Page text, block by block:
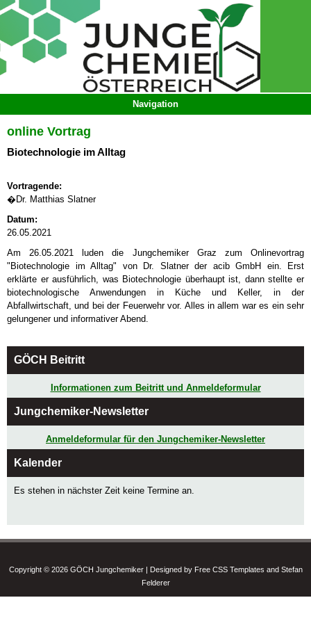
online Vortrag
Biotechnologie im Alltag
Vortragende:
�Dr. Matthias Slatner
Datum:
26.05.2021
Am 26.05.2021 luden die Jungchemiker Graz zum Onlinevortrag
"Biotechnologie im Alltag" von Dr. Slatner der acib GmbH ein. Erst
erklärte er ausführlich, was Biotechnologie überhaupt ist, dann stellte er
biotechnologische Anwendungen in Küche und Keller, in der
Abfallwirtschaft, und bei der Feuerwehr vor. Alles in allem war es ein sehr
gelungener und informativer Abend.
GÖCH Beitritt
Informationen zum Beitritt und Anmeldeformular
Jungchemiker-Newsletter
Anmeldeformular für den Jungchemiker-Newsletter
Kalender
Es stehen in nächster Zeit keine Termine an.
Copyright © 2026 GÖCH Jungchemiker | Designed by Free CSS Templates and Stefan
Felderer